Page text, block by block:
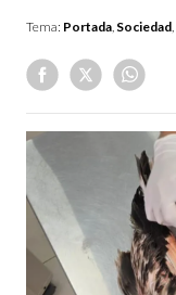
Tema: Portada, Sociedad,